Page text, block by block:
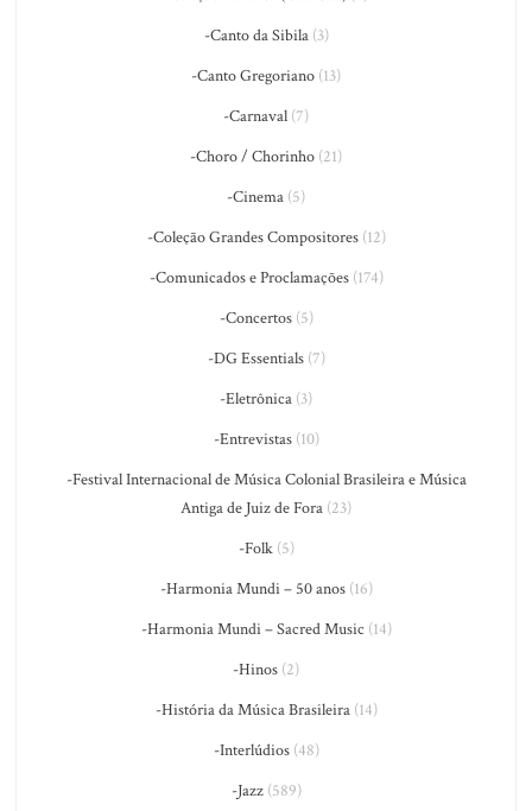
-Canto da Sibila(3)
-Canto Gregoriano (13)
-Carnaval (7)
-Choro / Chorinho (21)
-Cinema (5)
-Coleção Grandes Compositores(12)
-Comunicados e Proclamações(174)
-Concertos(5)
-DG Essentials(7)
-Eletrônica (3)
-Entrevistas(10)
-Festival Internacional de Música Colonial Brasileira e Música
Antiga de Juiz de Fora (23)
-Folk(5)
-Harmonia Mundi – 50 anos(16)
-Harmonia Mundi – Sacred Music (14)
-Hinos (2)
-História da Música Brasileira(14)
-Interlúdios(48)
-Jazz(589)